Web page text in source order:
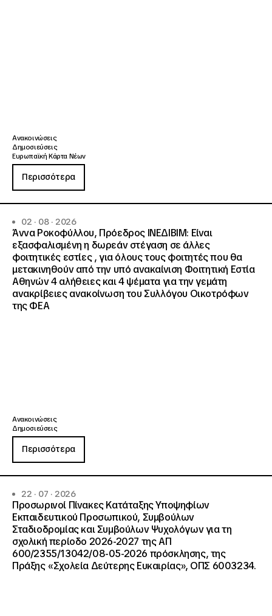
Ανακοινώσεις
Δημοσιεύσεις
Ευρωπαϊκή Κάρτα Νέων
Περισσότερα
02 · 08 · 2026
Άννα Ροκοφύλλου, Πρόεδρος ΙΝΕΔΙΒΙΜ: Είναι
εξασφαλισμένη η δωρεάν στέγαση σε άλλες
φοιτητικές εστίες , για όλους τους φοιτητές που θα
μετακινηθούν από την υπό ανακαίνιση Φοιτητική Εστία
Αθηνών 4 αλήθειες και 4 ψέματα για την γεμάτη
ανακρίβειες ανακοίνωση του Συλλόγου Οικοτρόφων
της ΦΕΑ
Ανακοινώσεις
Δημοσιεύσεις
Περισσότερα
22 · 07 · 2026
Προσωρινοί Πίνακες Κατάταξης Υποψηφίων
Εκπαιδευτικού Προσωπικού, Συμβούλων
Σταδιοδρομίας και Συμβούλων Ψυχολόγων για τη
σχολική περίοδο 2026-2027 της ΑΠ
600/2355/13042/08-05-2026 πρόσκλησης, της
Πράξης «Σχολεία Δεύτερης Ευκαιρίας», ΟΠΣ 6003234.